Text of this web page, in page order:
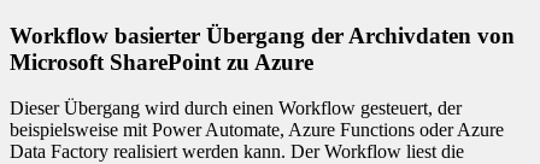
Workflow basierter Übergang der Archivdaten von
Microsoft SharePoint zu Azure
Dieser Übergang wird durch einen Workflow gesteuert, der
beispielsweise mit Power Automate, Azure Functions oder Azure
Data Factory realisiert werden kann. Der Workflow liest die